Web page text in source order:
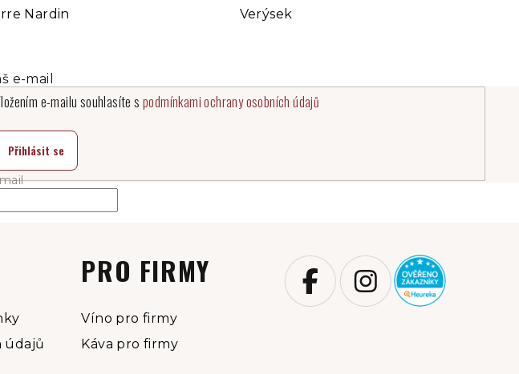
Nardin
Verýsek
e-mailu souhlasíte s podmínkami ochrany osobních údajů
Přihlásit se
údajů
PRO FIRMY
Víno pro firmy
Káva pro firmy